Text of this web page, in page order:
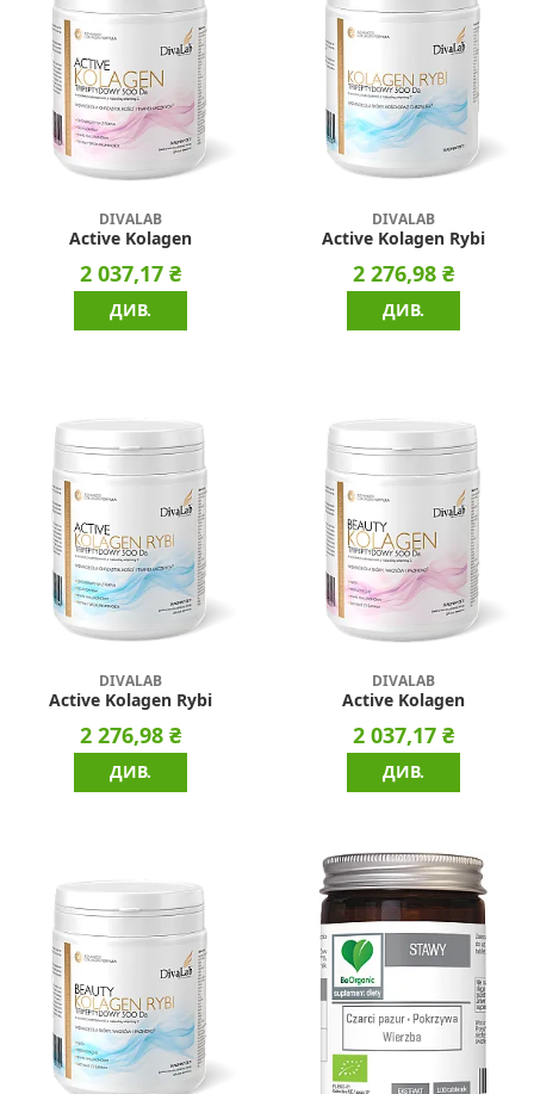
DIVALAB
Active Kolagen
2 037,17 ₴
ДИВ.
DIVALAB
Active Kolagen Rybi
2 276,98 ₴
ДИВ.
DIVALAB
Active Kolagen Rybi
2 276,98 ₴
ДИВ.
DIVALAB
Active Kolagen
2 037,17 ₴
ДИВ.